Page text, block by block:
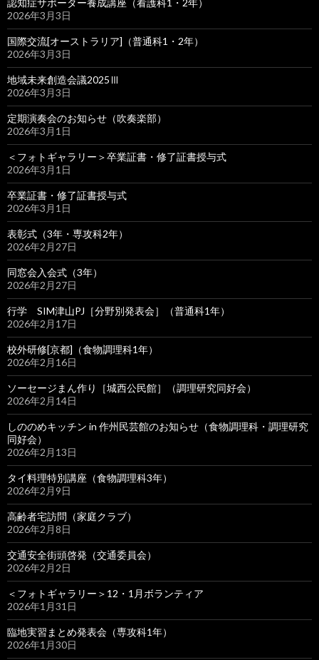
認知症サポーター養成講座（看護科1・2年）
2026年3月3日
国際交流[オーストラリア]（普通科1・2年）
2026年3月3日
地域未来創造会議2025Ⅲ
2026年3月3日
定期演奏会のお知らせ（吹奏楽部）
2026年3月1日
＜フォトギャラリー＞卒業証書・修了証書授与式
2026年3月1日
卒業証書・修了証書授与式
2026年3月1日
表彰式（3年・専攻科2年）
2026年2月27日
同窓会入会式（3年）
2026年2月27日
行学 SIM津山PJ［分野別発表会］（普通科1年）
2026年2月17日
校外研修[京都]（食物調理科1年）
2026年2月16日
ソーセージまん作り［城西公民館］（調理研究同好会）
2026年2月14日
しののめキッチン in 作州民芸館のお知らせ（食物調理科・調理研究
同好会）
2026年2月13日
タイ料理特別講座（食物調理科3年）
2026年2月9日
高齢者宅訪問（家庭クラブ）
2026年2月8日
交通安全街頭啓発（交通委員会）
2026年2月2日
＜フォトギャラリー＞12・1月ボランティア
2026年1月31日
臨地実習まとめ発表会（専攻科1年）
2026年1月30日